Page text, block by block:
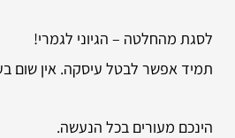
לסגת מהחלטה – הגיוני לגמרי!
תמיד אפשר לבטל עיסקה. אין שום
הינכם מעורים בכל הנעשה.